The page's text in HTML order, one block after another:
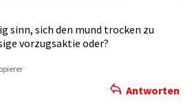
sinn, sich den mund trocken zu
vorzugsakt­ie oder?
Antworten